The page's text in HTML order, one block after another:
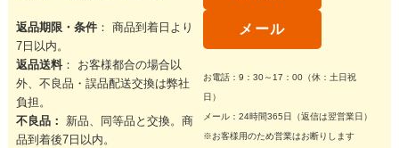
返品期限・条件： 商品到着日より
7日以内。
返品送料： お客様都合の場合以
外、不良品・誤品配送交換は弊社
負担。
不良品：
新品、同等品と交換。商
品到着後7日以内。
メール
お電話：9：30～17：00（休：土日祝
日）
メール：24時間365日（返信は翌営業日）
※お客様用のため営業はお断りします